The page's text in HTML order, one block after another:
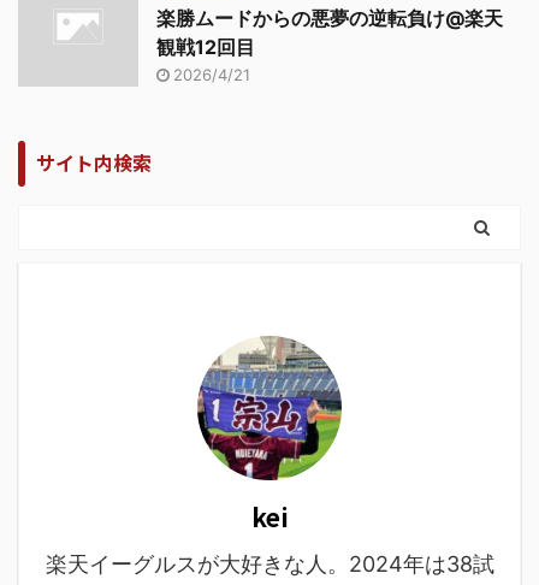
楽勝ムードからの悪夢の逆転負け@楽天
観戦12回目
2026/4/21
サイト内検索
kei
楽天イーグルスが大好きな人。2024年は38試